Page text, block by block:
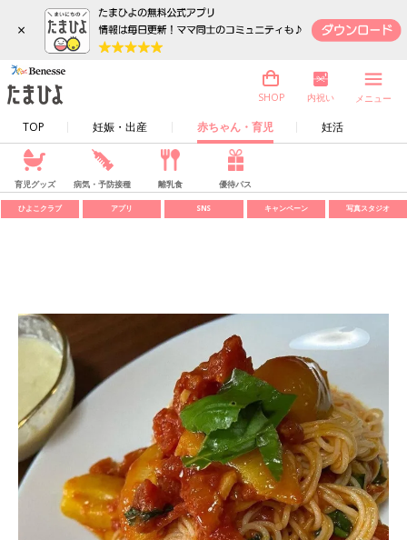
×
TOP 妊娠・出産 赤ちゃん・育児 妊活
SHOP 内祝い メニュー
育児グッズ 病気・予防接種 離乳食 優待パス
ひよこクラブ アプリ SNS キャンペーン 写真スタジオ